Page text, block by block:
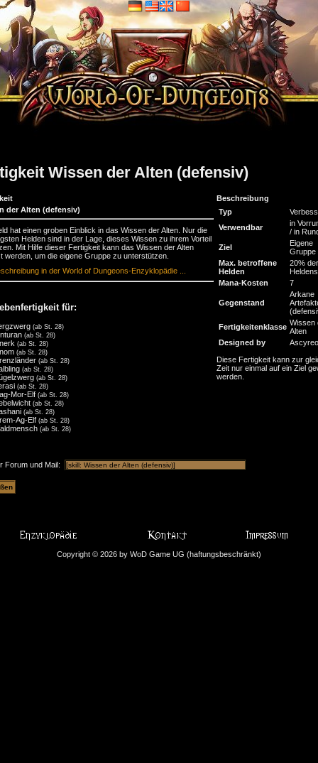
Wissen der Alten (defensiv)
Beschreibung
der Alten (defensiv)
hat einen groben Einblick in das Wissen der Alten. Nur die
Helden sind in der Lage, dieses Wissen zu ihrem Vorteil
Mit Hilfe dieser Fertigkeit kann das Wissen der Alten
werden, um die eigene Gruppe zu unterstützen.
in der World of Dungeons-Enzyklopädie ...
für:
(ab St. 28)
(ab St. 28)
(ab St. 28)
(ab St. 28)
(ab St. 28)
(ab St. 28)
(ab St. 28)
(ab St. 28)
Mor-Elf (ab St. 28)
(ab St. 28)
(ab St. 28)
Ag-Elf (ab St. 28)
(ab St. 28)
Typ
Verwendbar
in
/ in
Ziel
Eigene
Gruppe
Max. betroffene
Helden
20% der
Mana-Kosten
7
Gegenstand
Arkane
Fertigkeitenklasse Wissen
Alten
Designed by
Diese Fertigkeit kann zur
Zeit nur einmal auf ein Ziel
werden.
Forum und Mail:
Copyright © 2026 by WoD Game UG (haftungsbeschränkt)